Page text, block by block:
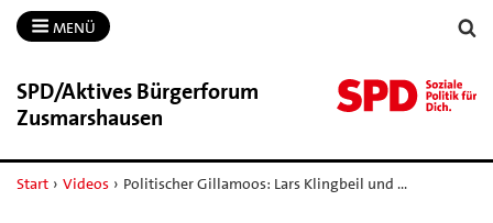
MENÜ
SPD/​Aktives Bürgerforum
Zusmarshausen
Start › Videos › Politischer Gillamoos: Lars Klingbeil und …